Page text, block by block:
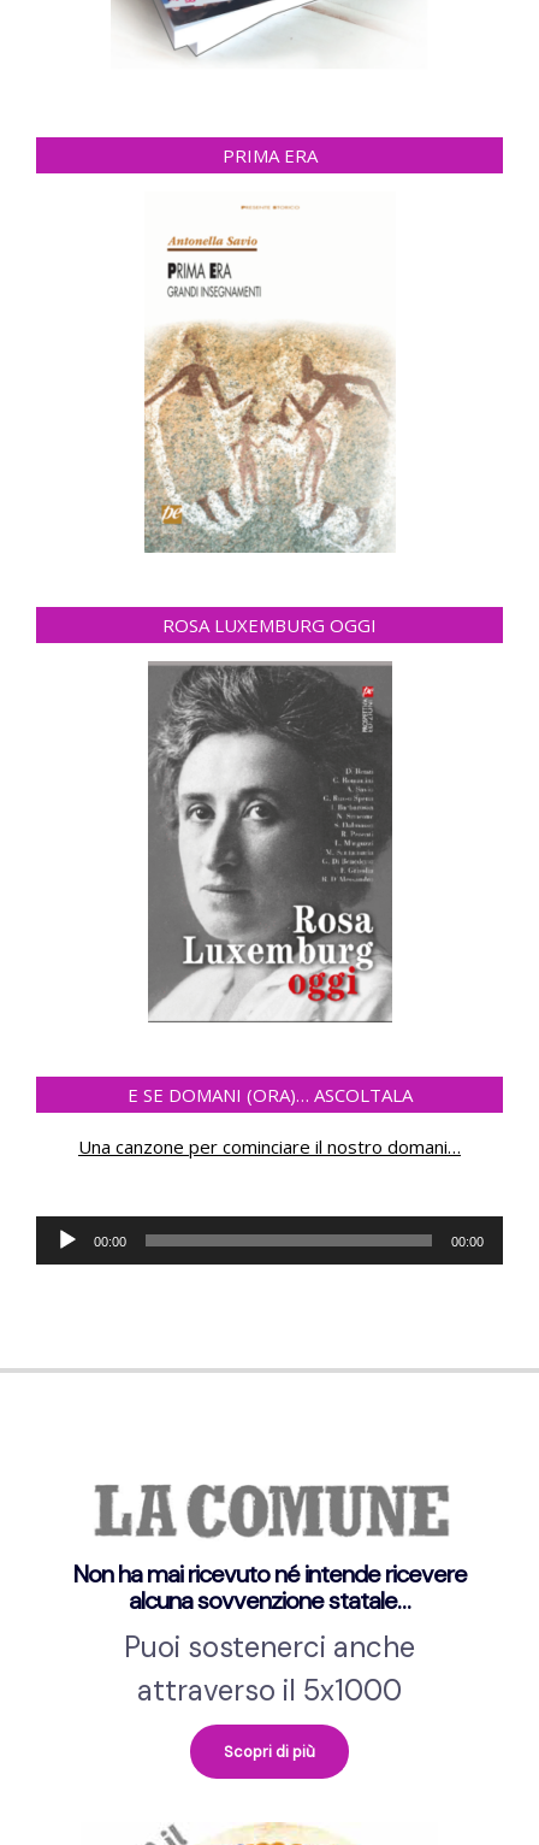
PRIMA ERA
ROSA LUXEMBURG OGGI
E SE DOMANI (ORA)… ASCOLTALA
Una canzone per cominciare il nostro domani…
Audio
Player
00:00 00:00
Non ha mai ricevuto né intende ricevere
alcuna sovvenzione statale…
Puoi sostenerci anche
attraverso il 5x1000
Scopri di più